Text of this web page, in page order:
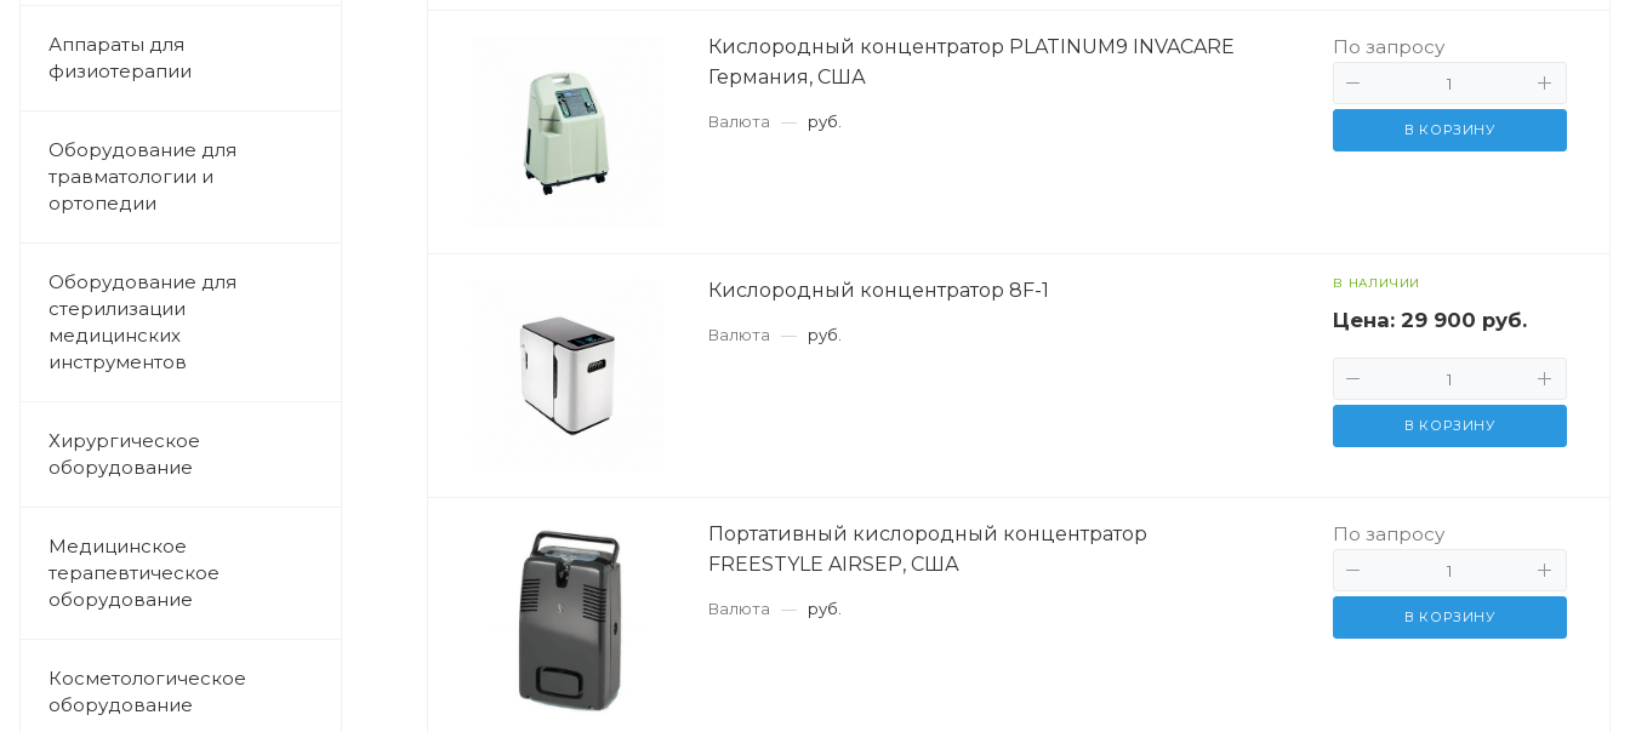
Аппараты для
физиотерапии
Оборудование для
травматологии и
ортопедии
Оборудование для
стерилизации
медицинских
инструментов
Хирургическое
оборудование
Медицинское
терапевтическое
оборудование
Косметологическое
оборудование
Кислородный концентратор PLATINUM9 INVACARE
Германия, США
Валюта — руб.
По запросу
В КОРЗИНУ
Кислородный концентратор 8F-1
Валюта — руб.
В НАЛИЧИИ
Цена: 29 900 руб.
В КОРЗИНУ
Портативный кислородный концентратор
FREESTYLE AIRSEP, США
Валюта — руб.
По запросу
В КОРЗИНУ